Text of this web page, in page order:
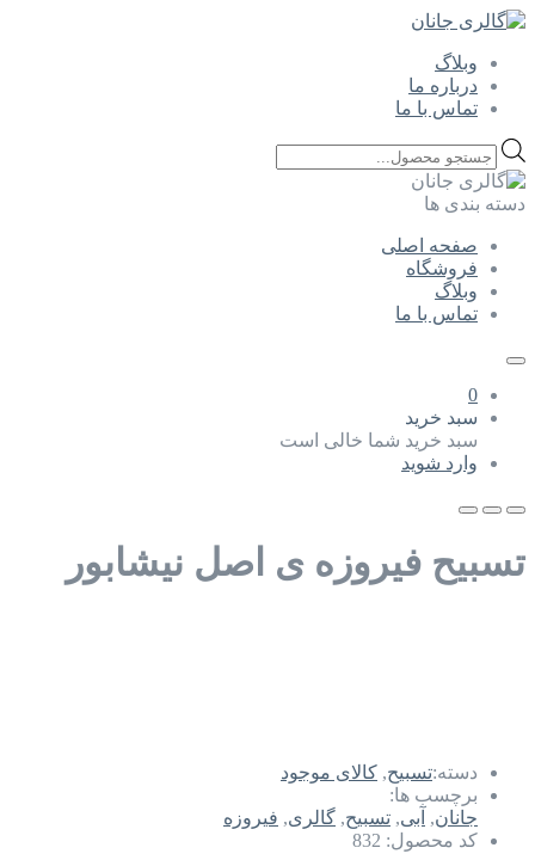
وبلاگ
درباره ما
تماس با ما
Products
search
دسته بندی ها
صفحه اصلی
فروشگاه
وبلاگ
تماس با ما
0
سبد خرید
سبد خرید شما خالی است
وارد شوید
تسبیح فیروزه ی اصل نیشابور
دسته:تسبیح, کالای موجود
برچسب ها:
جانان, آبی, تسبیح, گالری, فیروزه
کد محصول: 832